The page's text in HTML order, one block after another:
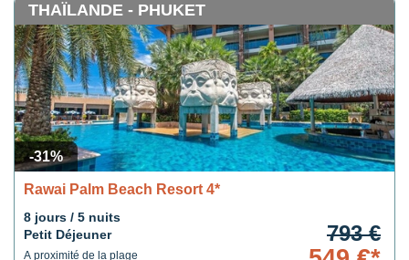
-31%
THAÏLANDE - PHUKET
Rawai Palm Beach Resort 4*
8 jours / 5 nuits
Petit Déjeuner
A proximité de la plage
793 €